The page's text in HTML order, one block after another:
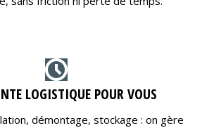
LOGISTIQUE POUR VOUS
démontage, stockage : on gère